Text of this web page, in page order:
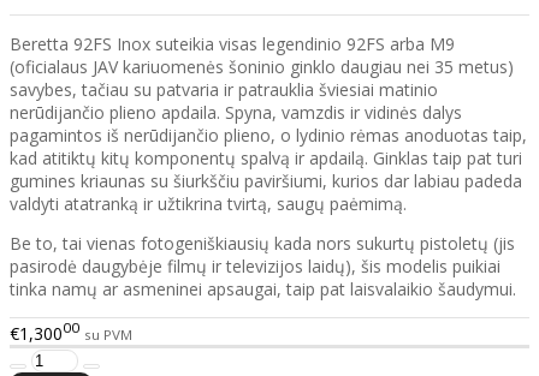
Beretta 92FS Inox suteikia visas legendinio 92FS arba M9
(oficialaus JAV kariuomenės šoninio ginklo daugiau nei 35 metus)
savybes, tačiau su patvaria ir patrauklia šviesiai matinio
nerūdijančio plieno apdaila. Spyna, vamzdis ir vidinės dalys
pagamintos iš nerūdijančio plieno, o lydinio rėmas anoduotas taip,
kad atitiktų kitų komponentų spalvą ir apdailą. Ginklas taip pat turi
gumines kriaunas su šiurkščiu paviršiumi, kurios dar labiau padeda
valdyti atatranką ir užtikrina tvirtą, saugų paėmimą.
Be to, tai vienas fotogeniškiausių kada nors sukurtų pistoletų (jis
pasirodė daugybėje filmų ir televizijos laidų), šis modelis puikiai
tinka namų ar asmeninei apsaugai, taip pat laisvalaikio šaudymui.
€1,30000 su PVM